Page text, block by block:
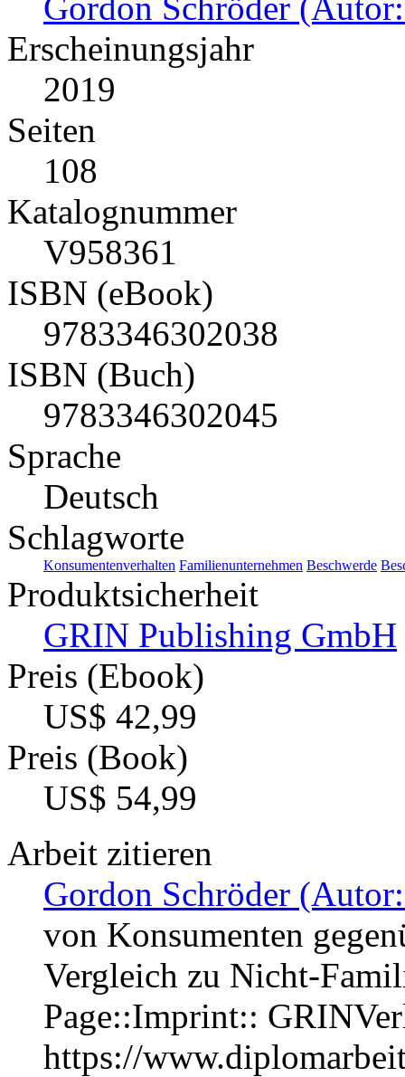
Erscheinungsjahr
2019
Seiten
108
Katalognummer
V958361
ISBN (eBook)
9783346302038
ISBN (Buch)
9783346302045
Sprache
Deutsch
Schlagworte
Konsumentenverhalten Familienunternehmen Beschwerde
Produktsicherheit
GRIN Publishing GmbH
Preis (Ebook)
US$ 42,99
Preis (Book)
US$ 54,99
Arbeit zitieren
Gordon Schröder
von Konsumenten
Vergleich zu Nicht-
Page::Imprint::
https://